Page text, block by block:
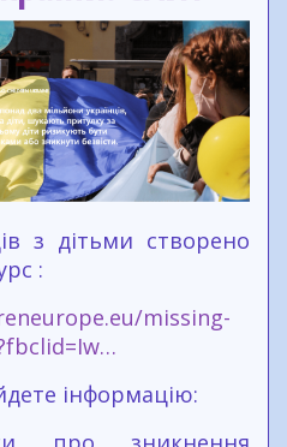
з дітьми створено
:
missing-
інформацію: